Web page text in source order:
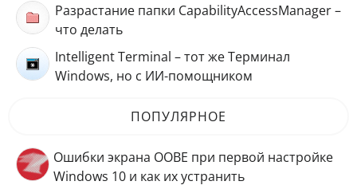
Разрастание папки CapabilityAccessManager –
что делать
Intelligent Terminal – тот же Терминал
Windows, но с ИИ-помощником
ПОПУЛЯРНОЕ
Ошибки экрана OOBE при первой настройке
Windows 10 и как их устранить